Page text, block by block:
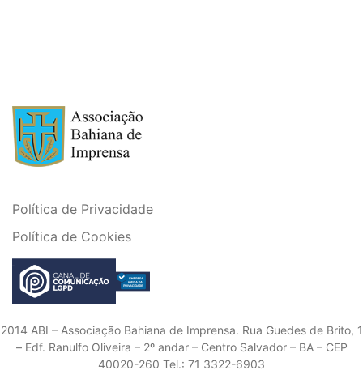
Política de Privacidade
Política de Cookies
2014 ABI – Associação Bahiana de Imprensa. Rua Guedes de Brito, 1
– Edf. Ranulfo Oliveira – 2º andar – Centro Salvador – BA – CEP
40020-260 Tel.: 71 3322-6903